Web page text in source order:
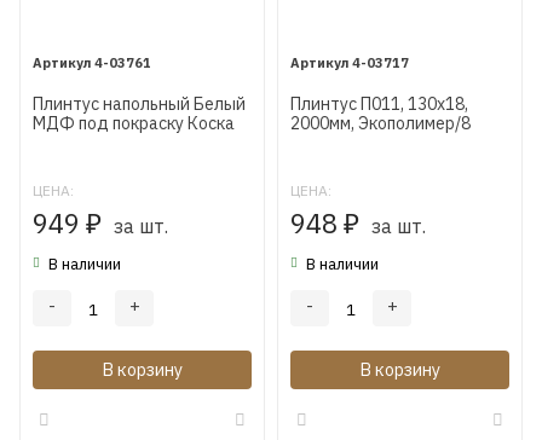
4-03761
Плинтус напольный Белый
МДФ под покраску Коска
ЦЕНА:
949 ₽ за шт.
В наличии
- +
В корзину
4-03717
Плинтус П011, 130х18,
2000мм, Экополимер/8
ЦЕНА:
948 ₽ за шт.
В наличии
- +
В корзину